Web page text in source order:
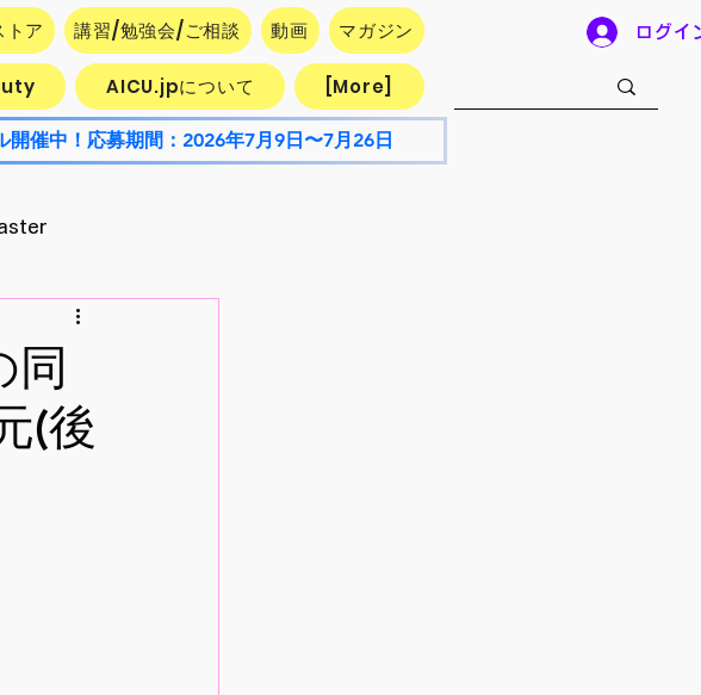
トア 講習/勉強会/ご相談 動画 マガジン
AICU.jpについて [More]
催中！応募期間：2026年7月9日〜7月26日
ログイ
エクスポート
同
(後